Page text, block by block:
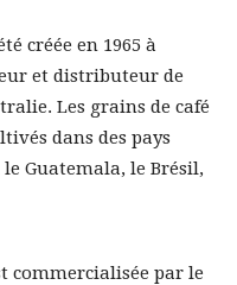
créée en 1965 à
et distributeur de
Les grains de café
dans des pays
le Guatemala, le Brésil,
commercialisée par le